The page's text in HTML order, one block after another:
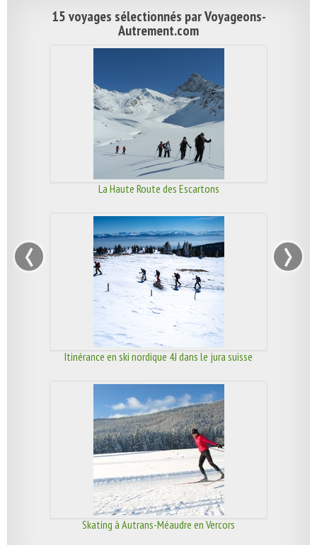
15 voyages sélectionnés par Voyageons-
Autrement.com
La Haute Route des Escartons
Itinérance en ski nordique 4J dans le jura suisse
Skating à Autrans-Méaudre en Vercors
‹ ›